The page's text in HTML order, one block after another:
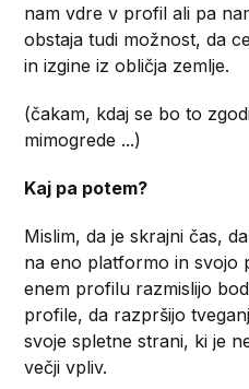
nam vdre v profil ali pa
obstaja tudi možnost, da
in izgine iz obličja zemlje.
(čakam, kdaj se bo to
mimogrede ...)
Kaj pa potem?
Mislim, da je skrajni čas,
na eno platformo in svojo
enem profilu razmislijo
profile, da razpršijo
svoje spletne strani, ki je
večji vpliv.